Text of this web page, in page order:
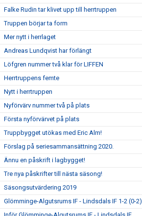
Falke Rudin tar klivet upp till herrtruppen
Truppen börjar ta form
Mer nytt i herrlaget
Andreas Lundqvist har förlängt
Löfgren nummer två klar för LIFFEN
Herrtruppens femte
Nytt i herrtruppen
Nyförvärv nummer två på plats
Första nyförvärvet på plats
Truppbygget utökas med Eric Alm!
Förslag på seriesammansättning 2020.
Ännu en påskrift i lagbygget!
Tre nya påskrifter till nästa säsong!
Säsongsutvärdering 2019
Glömminge-Algutsrums IF - Lindsdals IF 1-2 (0-2)